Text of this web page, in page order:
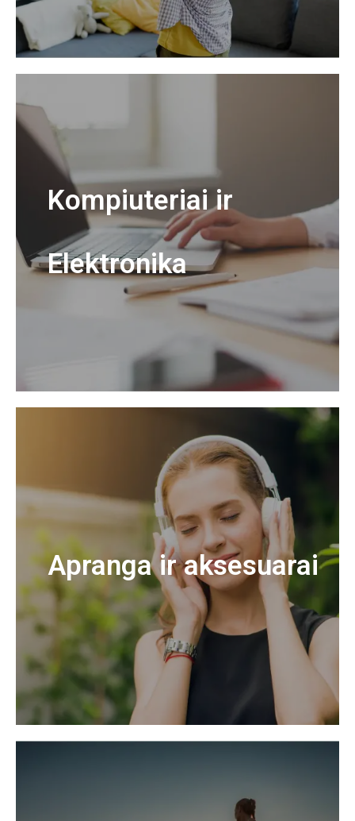
Kompiuteriai ir
Elektronika
Apranga ir aksesuarai